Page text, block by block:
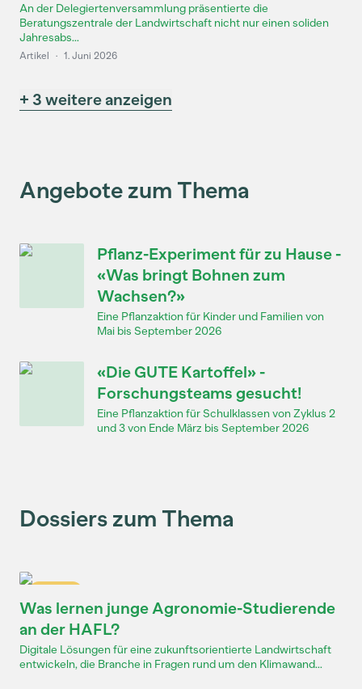
An der Delegiertenversammlung präsentierte die
Beratungszentrale der Landwirtschaft nicht nur einen soliden
Jahresabs...
Artikel · 1. Juni 2026
+ 3 weitere anzeigen
Angebote zum Thema
Pflanz-Experiment für zu Hause -
«Was bringt Bohnen zum
Wachsen?»
Eine Pflanzaktion für Kinder und Familien von
Mai bis September 2026
«Die GUTE Kartoffel» -
Forschungsteams gesucht!
Eine Pflanzaktion für Schulklassen von Zyklus 2
und 3 von Ende März bis September 2026
Dossiers zum Thema
Was lernen junge Agronomie-Studierende
an der HAFL?
Digitale Lösungen für eine zukunftsorientierte Landwirtschaft
entwickeln, die Branche in Fragen rund um den Klimawand...